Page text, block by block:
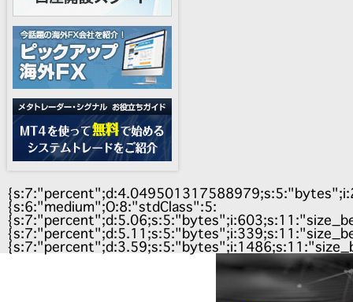
{s:6:"medium";O:8:"stdClass":5: